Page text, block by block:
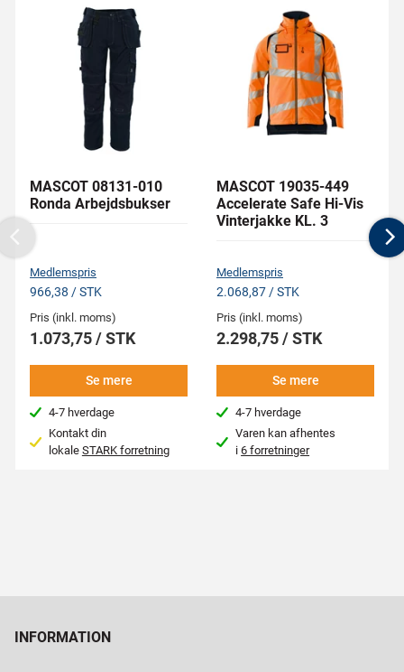
MASCOT 08131-010
Ronda Arbejdsbukser
Medlemspris
966,38 / STK
Pris (inkl. moms)
1.073,75 / STK
Se mere
4-7 hverdage
Kontakt din
lokale STARK forretning
MASCOT 19035-449
Accelerate Safe Hi-Vis
Vinterjakke KL. 3
Medlemspris
2.068,87 / STK
Pris (inkl. moms)
2.298,75 / STK
Se mere
4-7 hverdage
Varen kan afhentes
i6 forretninger
Previous
INFORMATION